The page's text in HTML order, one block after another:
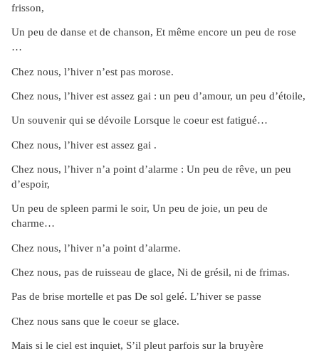
frisson,
Un peu de danse et de chanson, Et même encore un peu de rose
…
Chez nous, l’hiver n’est pas morose.
Chez nous, l’hiver est assez gai : un peu d’amour, un peu d’étoile,
Un souvenir qui se dévoile Lorsque le coeur est fatigué…
Chez nous, l’hiver est assez gai .
Chez nous, l’hiver n’a point d’alarme : Un peu de rêve, un peu
d’espoir,
Un peu de spleen parmi le soir, Un peu de joie, un peu de
charme…
Chez nous, l’hiver n’a point d’alarme.
Chez nous, pas de ruisseau de glace, Ni de grésil, ni de frimas.
Pas de brise mortelle et pas De sol gelé. L’hiver se passe
Chez nous sans que le coeur se glace.
Mais si le ciel est inquiet, S’il pleut parfois sur la bruyère